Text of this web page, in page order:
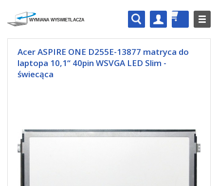
Acer ASPIRE ONE D255E-13877 matryca do
laptopa 10,1“ 40pin WSVGA LED Slim -
świecąca